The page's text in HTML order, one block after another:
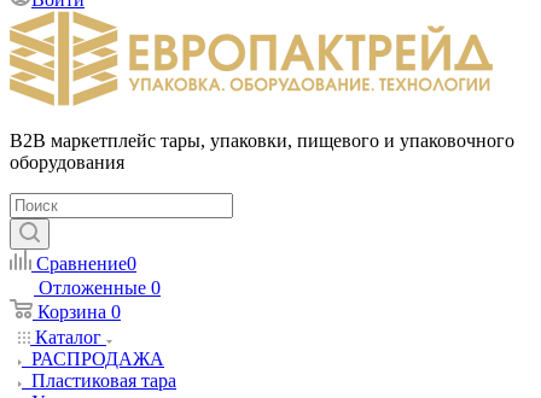
B2B маркетплейс тары, упаковки, пищевого и упаковочного
оборудования
Сравнение0
Отложенные 0
Корзина 0
Каталог
РАСПРОДАЖА
Пластиковая тара